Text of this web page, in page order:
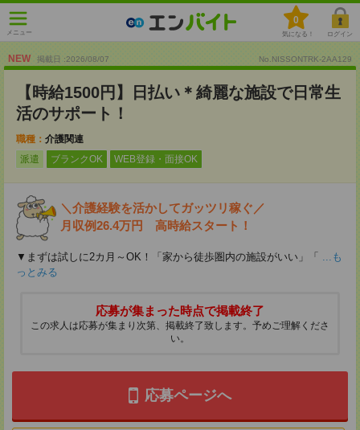
メニュー
0
気になる！ ログイン
NEW 掲載日 :2026/08/07 No.NISSONTRK-2AA129
【時給1500円】日払い＊綺麗な施設で日常生
活のサポート！
職種： 介護関連
派遣
ブランクOK WEB登録・面接OK
＼介護経験を活かしてガッツリ稼ぐ／
月収例26.4万円 高時給スタート！
▼まずは試しに2カ月～OK！「家から徒歩圏内の施設がいい」「 ...も
っとみる
応募が集まった時点で掲載終了
この求人は応募が集まり次第、掲載終了致します。予めご理解くださ
い。
応募ページへ